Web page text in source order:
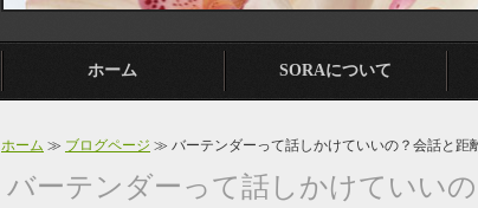
ホーム SORAについて
ホーム ≫ ブログページ ≫ バーテンダーって話しかけていいの？会話と距
バーテンダーって話しかけていい